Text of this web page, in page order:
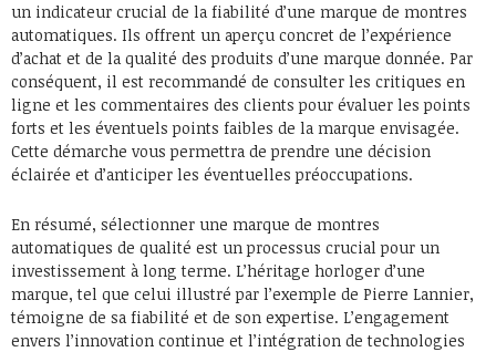
un indicateur crucial de la fiabilité d’une marque de montres
automatiques. Ils offrent un aperçu concret de l’expérience
d’achat et de la qualité des produits d’une marque donnée. Par
conséquent, il est recommandé de consulter les critiques en
ligne et les commentaires des clients pour évaluer les points
forts et les éventuels points faibles de la marque envisagée.
Cette démarche vous permettra de prendre une décision
éclairée et d’anticiper les éventuelles préoccupations.
En résumé, sélectionner une marque de montres
automatiques de qualité est un processus crucial pour un
investissement à long terme. L’héritage horloger d’une
marque, tel que celui illustré par l’exemple de Pierre Lannier,
témoigne de sa fiabilité et de son expertise. L’engagement
envers l’innovation continue et l’intégration de technologies